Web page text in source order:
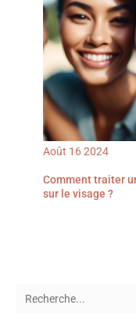
Août 162024
Comment traiter
sur le visage ?